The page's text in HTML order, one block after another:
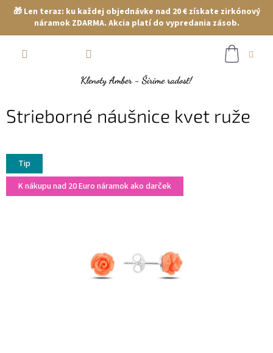
🎁 Len teraz: ku každej objednávke nad 20 € získate zirkónový
náramok ZDARMA. Akcia platí do vypredania zásob.
Strieborné náušnice kvet ruže
Tip
K nákupu nad 20 Euro náramok ako darček